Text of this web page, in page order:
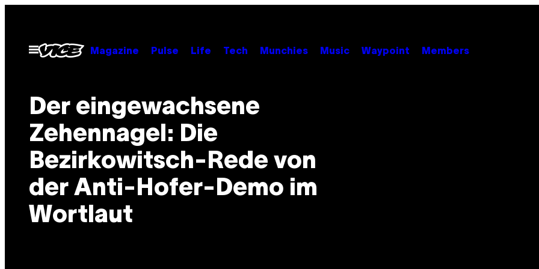
contentOpen
Menu
Magazine Pulse Life Tech Munchies Music Waypoint Members
Der eingewachsene
Zehennagel: Die
Bezirkowitsch-Rede von
der Anti-Hofer-Demo im
Wortlaut